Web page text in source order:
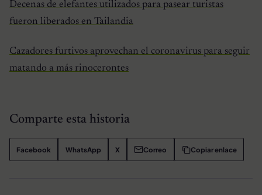
Decenas de elefantes utilizados para pasear turistas
fueron liberados en Tailandia
Cazadores furtivos aprovechan el coronavirus para seguir
matando a más rinocerontes
Comparte esta historia
Facebook WhatsApp X Correo Copiar enlace